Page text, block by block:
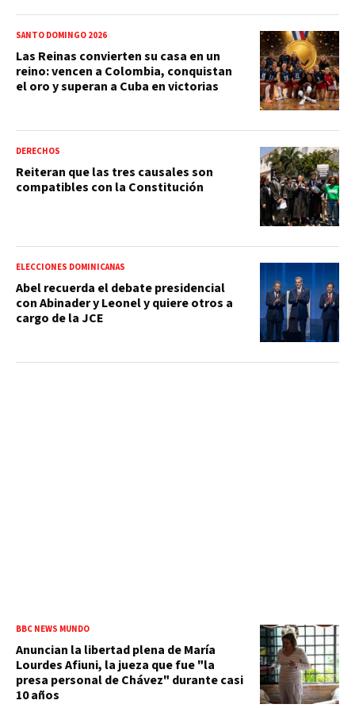
SANTO DOMINGO 2026
Las Reinas convierten su casa en un
reino: vencen a Colombia, conquistan
el oro y superan a Cuba en victorias
DERECHOS
Reiteran que las tres causales son
compatibles con la Constitución
ELECCIONES DOMINICANAS
Abel recuerda el debate presidencial
con Abinader y Leonel y quiere otros a
cargo de la JCE
BBC NEWS MUNDO
Anuncian la libertad plena de María
Lourdes Afiuni, la jueza que fue "la
presa personal de Chávez" durante casi
10 años